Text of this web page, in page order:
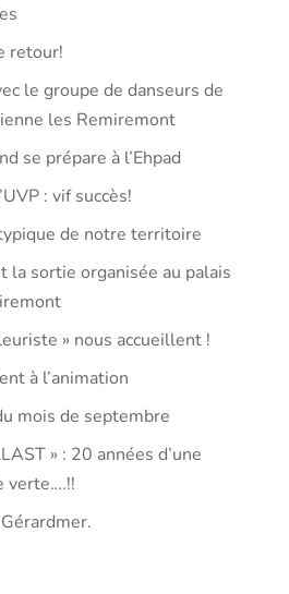
retour!
le groupe de danseurs de
les Remiremont
se prépare à l’Ehpad
: vif succès!
de notre territoire
la sortie organisée au palais
» nous accueillent !
à l’animation
mois de septembre
» : 20 années d’une
verte….!!